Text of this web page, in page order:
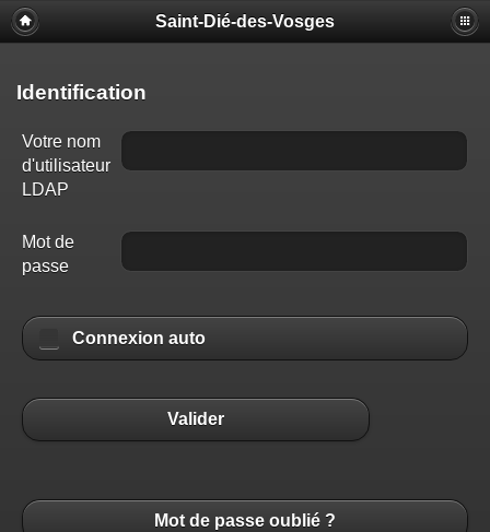
Saint-Dié-des-Vosges
Identification
Votre nom
d'utilisateur
LDAP
Mot de
passe
Connexion auto
Valider
Mot de passe oublié ?